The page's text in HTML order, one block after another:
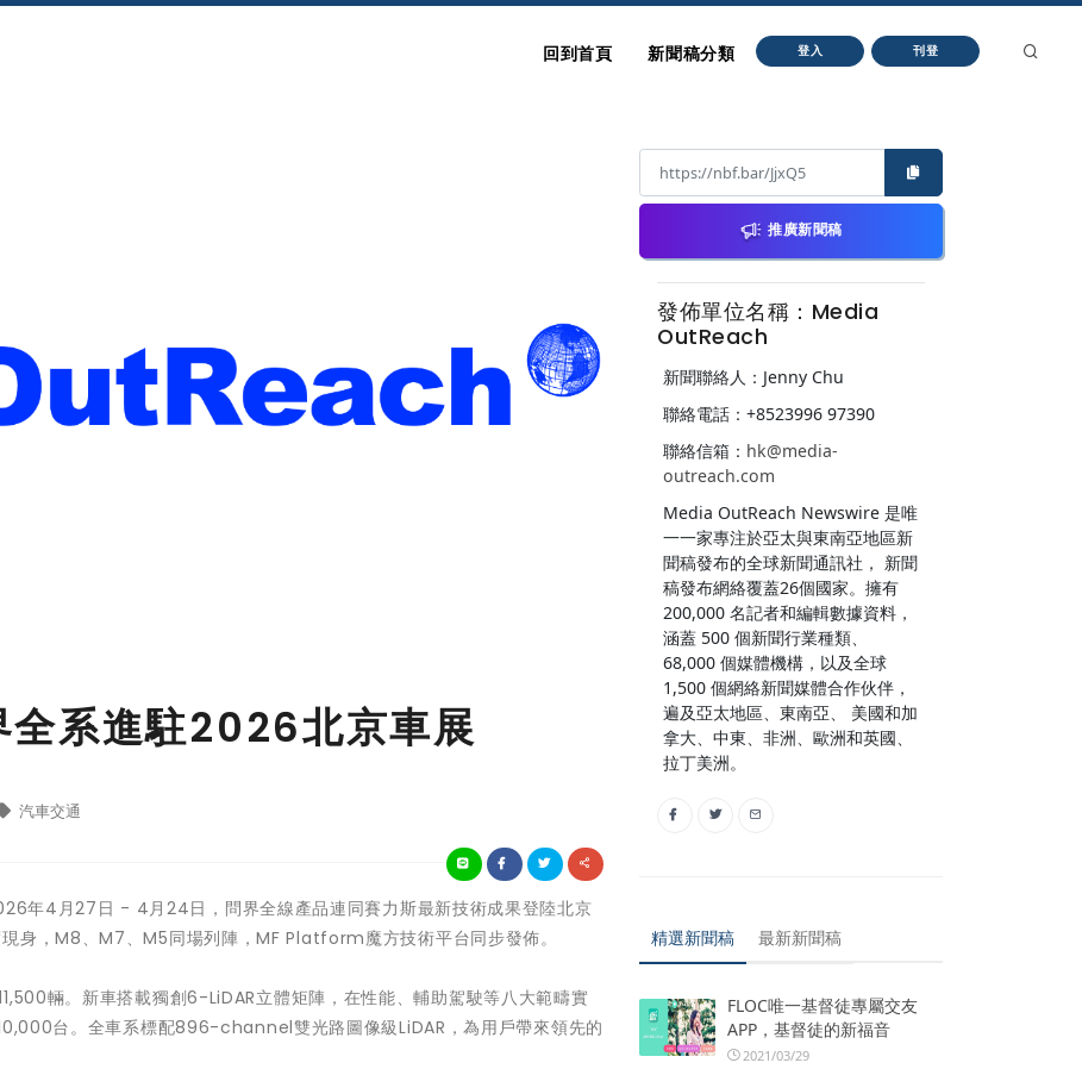
回到首頁 新聞稿分類 登入 刊登
系進駐2026北京車展
汽車交通
年4月27日 - 4月24日，問界全線產品連同賽力斯最新技術成果登陸北京
身，M8、M7、M5同場列陣，MF Platform魔方技術平台同步發佈。
輛。新車搭載獨創6-LiDAR立體矩陣，在性能、輔助駕駛等八大範疇實
台。全車系標配896-channel雙光路圖像級LiDAR，為用戶帶來領先的
推廣新聞稿
發佈單位名稱：Media
OutReach
新聞聯絡人：Jenny Chu
聯絡電話：+8523996 97390
聯絡信箱： hk@media-
outreach.com
Media OutReach Newswire 是唯
一一家專注於亞太與東南亞地區新
聞稿發布的全球新聞通訊社， 新聞
稿發布網絡覆蓋26個國家。擁有
200,000 名記者和編輯數據資料，
涵蓋 500 個新聞行業種類、
68,000 個媒體機構，以及全球
1,500 個網絡新聞媒體合作伙伴，
遍及亞太地區、東南亞、 美國和加
拿大、中東、非洲、歐洲和英國、
拉丁美洲。
精選新聞稿 最新新聞稿
FLOC唯一基督徒專屬交友
APP，基督徒的新福音
2021/03/29